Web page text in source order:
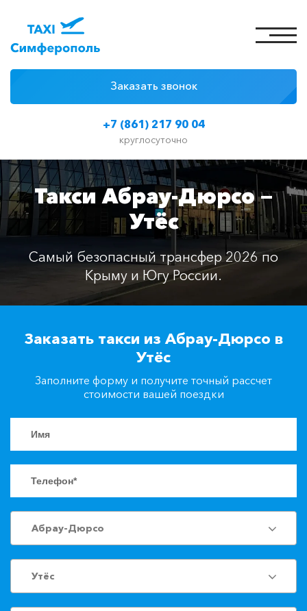
+7 (861) 217 90 04
круглосуточно
Заказать звонок
Цены на такси
Классы автомобилей
Отзывы
Контакты
+7(861)217-90-04
Заказать такси
Такси Абрау-Дюрсо —
Утёс
Самый безопасный трансфер 2026 по
Крыму и Югу России.
Заказать такси из Абрау-Дюрсо в
Утёс
Заполните форму и получите точный рассчет
стоимости вашей поездки
Абрау-Дюрсо
Утёс